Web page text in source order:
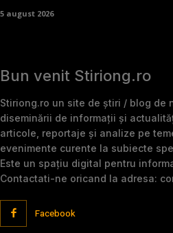
5 august 2026
Bun venit Stiriong.ro
Stiriong.ro un site de știri / blog de
diseminării de informații și
articole, reportaje și analize pe
evenimente curente la subiecte
Este un spațiu digital pentru
Contactati-ne oricand la adresa:
Facebook